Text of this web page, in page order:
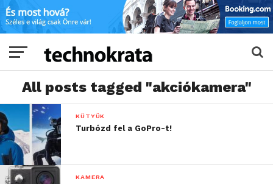
All posts tagged "akciókamera"
KÜTYÜK
Turbózd fel a GoPro-t!
KAMERA